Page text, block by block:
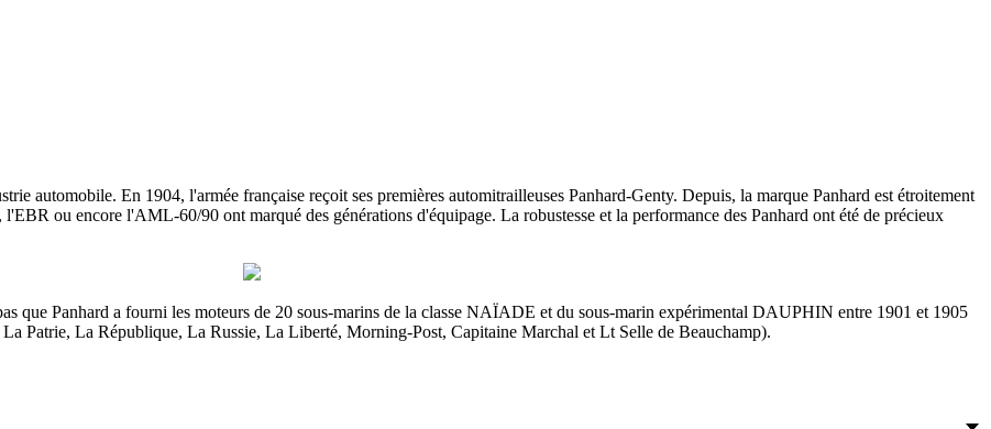
automobile. En 1904, l'armée française reçoit ses premières automitrailleuses Panhard-Genty. Depuis, la marque Panhard est étroitement
ou encore l'AML-60/90 ont marqué des générations d'équipage. La robustesse et la performance des Panhard ont été de précieux
que Panhard a fourni les moteurs de 20 sous-marins de la classe NAÏADE et du sous-marin expérimental DAUPHIN entre 1901 et 1905
Patrie, La République, La Russie, La Liberté, Morning-Post, Capitaine Marchal et Lt Selle de Beauchamp).